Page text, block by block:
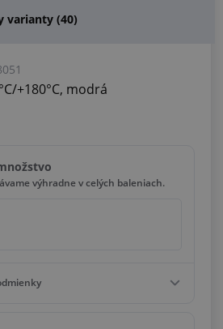
varianty (40)
+180°C, modrá
výhradne v celých baleniach.